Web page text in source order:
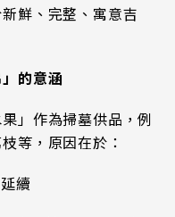
鮮、完整、寓意吉
的意涵
」作為掃墓供品，例
等，原因在於：
續